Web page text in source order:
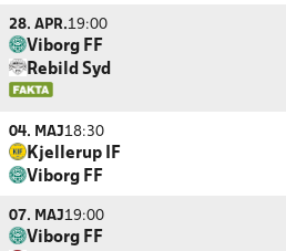
28. APR.19:00
Viborg FF
Rebild Syd
04. MAJ18:30
Kjellerup IF
Viborg FF
07. MAJ19:00
Viborg FF